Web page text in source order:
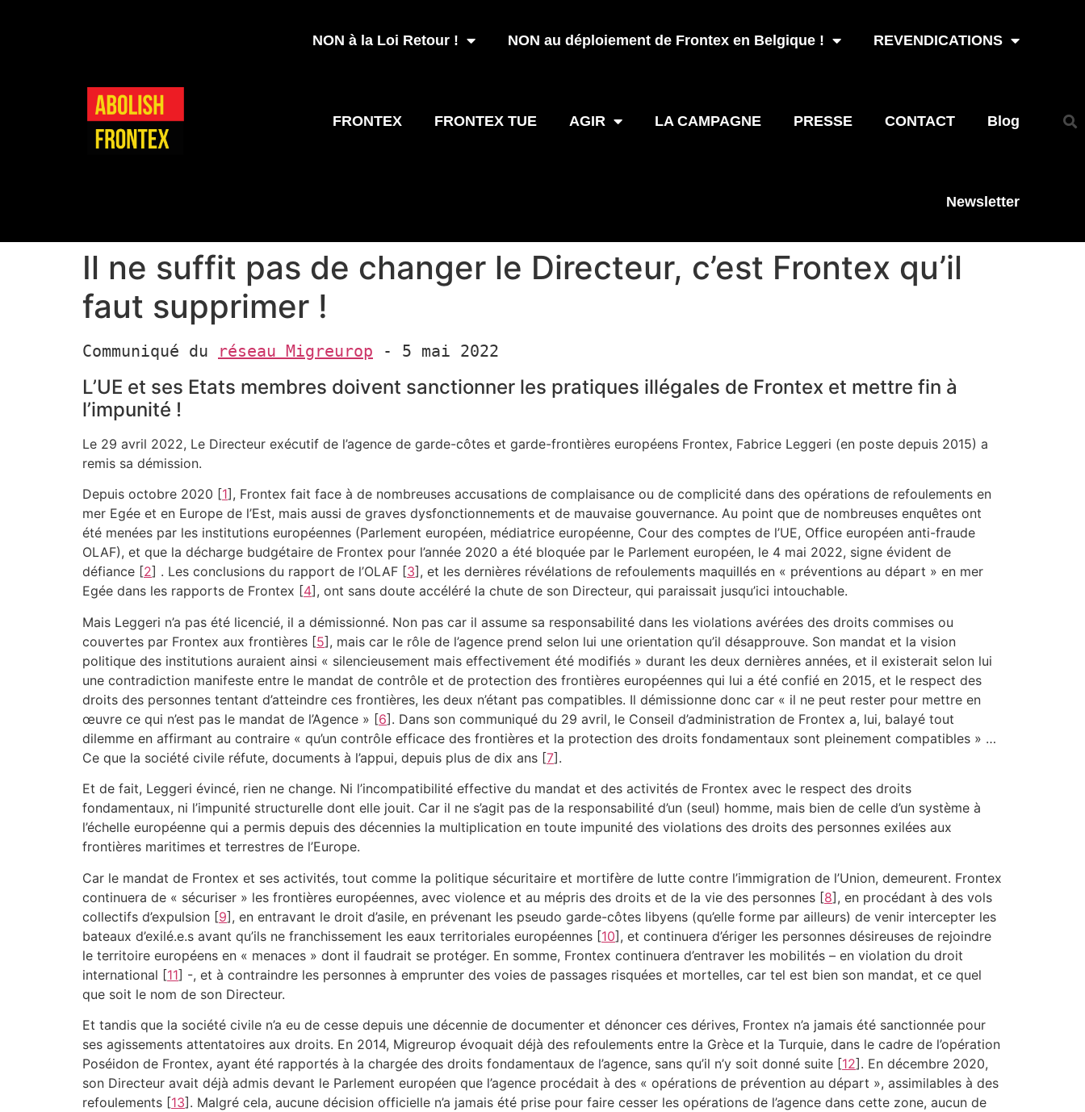
NON à la Loi Retour ! NON au déploiement de Frontex en Belgique ! REVENDICATIONS
FRONTEX FRONTEX TUE AGIR LA CAMPAGNE PRESSE CONTACT Blog
Newsletter
Il ne suffit pas de changer le Directeur, c’est Frontex qu’il
faut supprimer !
Communiqué du réseau Migreurop - 5 mai 2022
L’UE et ses Etats membres doivent sanctionner les pratiques illégales de Frontex et mettre fin à
l’impunité !
Le 29 avril 2022, Le Directeur exécutif de l’agence de garde-côtes et garde-frontières européens Frontex, Fabrice Leggeri (en poste depuis 2015) a
remis sa démission.
Depuis octobre 2020 [1] , Frontex fait face à de nombreuses accusations de complaisance ou de complicité dans des opérations de refoulements en
mer Egée et en Europe de l’Est, mais aussi de graves dysfonctionnements et de mauvaise gouvernance. Au point que de nombreuses enquêtes ont
été menées par les institutions européennes (Parlement européen, médiatrice européenne, Cour des comptes de l’UE, Office européen anti-fraude
OLAF), et que la décharge budgétaire de Frontex pour l’année 2020 a été bloquée par le Parlement européen, le 4 mai 2022, signe évident de
défiance [2] . Les conclusions du rapport de l’OLAF [3] , et les dernières révélations de refoulements maquillés en « préventions au départ » en mer
Egée dans les rapports de Frontex [4] , ont sans doute accéléré la chute de son Directeur, qui paraissait jusqu’ici intouchable.
Mais Leggeri n’a pas été licencié, il a démissionné. Non pas car il assume sa responsabilité dans les violations avérées des droits commises ou
couvertes par Frontex aux frontières [5], mais car le rôle de l’agence prend selon lui une orientation qu’il désapprouve. Son mandat et la vision
politique des institutions auraient ainsi « silencieusement mais effectivement été modifiés » durant les deux dernières années, et il existerait selon lui
une contradiction manifeste entre le mandat de contrôle et de protection des frontières européennes qui lui a été confié en 2015, et le respect des
droits des personnes tentant d’atteindre ces frontières, les deux n’étant pas compatibles. Il démissionne donc car « il ne peut rester pour mettre en
œuvre ce qui n’est pas le mandat de l’Agence » [6]. Dans son communiqué du 29 avril, le Conseil d’administration de Frontex a, lui, balayé tout
dilemme en affirmant au contraire « qu’un contrôle efficace des frontières et la protection des droits fondamentaux sont pleinement compatibles » …
Ce que la société civile réfute, documents à l’appui, depuis plus de dix ans [7].
Et de fait, Leggeri évincé, rien ne change. Ni l’incompatibilité effective du mandat et des activités de Frontex avec le respect des droits
fondamentaux, ni l’impunité structurelle dont elle jouit. Car il ne s’agit pas de la responsabilité d’un (seul) homme, mais bien de celle d’un système à
l’échelle européenne qui a permis depuis des décennies la multiplication en toute impunité des violations des droits des personnes exilées aux
frontières maritimes et terrestres de l’Europe.
Car le mandat de Frontex et ses activités, tout comme la politique sécuritaire et mortifère de lutte contre l’immigration de l’Union, demeurent. Frontex
continuera de « sécuriser » les frontières européennes, avec violence et au mépris des droits et de la vie des personnes [8], en procédant à des vols
collectifs d’expulsion [9], en entravant le droit d’asile, en prévenant les pseudo garde-côtes libyens (qu’elle forme par ailleurs) de venir intercepter les
bateaux d’exilé.e.s avant qu’ils ne franchissement les eaux territoriales européennes [10], et continuera d’ériger les personnes désireuses de rejoindre
le territoire européens en « menaces » dont il faudrait se protéger. En somme, Frontex continuera d’entraver les mobilités – en violation du droit
international [11] -, et à contraindre les personnes à emprunter des voies de passages risquées et mortelles, car tel est bien son mandat, et ce quel
que soit le nom de son Directeur.
Et tandis que la société civile n’a eu de cesse depuis une décennie de documenter et dénoncer ces dérives, Frontex n’a jamais été sanctionnée pour
ses agissements attentatoires aux droits. En 2014, Migreurop évoquait déjà des refoulements entre la Grèce et la Turquie, dans le cadre de l’opération
Poséidon de Frontex, ayant été rapportés à la chargée des droits fondamentaux de l’agence, sans qu’il n’y soit donné suite [12]. En décembre 2020,
son Directeur avait déjà admis devant le Parlement européen que l’agence procédait à des « opérations de prévention au départ », assimilables à des
refoulements [13]. Malgré cela, aucune décision officielle n’a jamais été prise pour faire cesser les opérations de l’agence dans cette zone, aucun de